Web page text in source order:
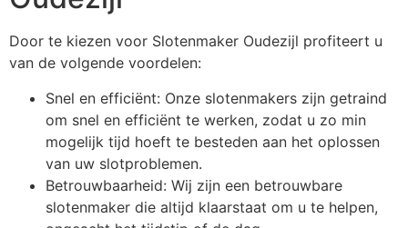
Door te kiezen voor Slotenmaker Oudezijl profiteert u
van de volgende voordelen:
Snel en efficiënt: Onze slotenmakers zijn getraind
om snel en efficiënt te werken, zodat u zo min
mogelijk tijd hoeft te besteden aan het oplossen
van uw slotproblemen.
Betrouwbaarheid: Wij zijn een betrouwbare
slotenmaker die altijd klaarstaat om u te helpen,